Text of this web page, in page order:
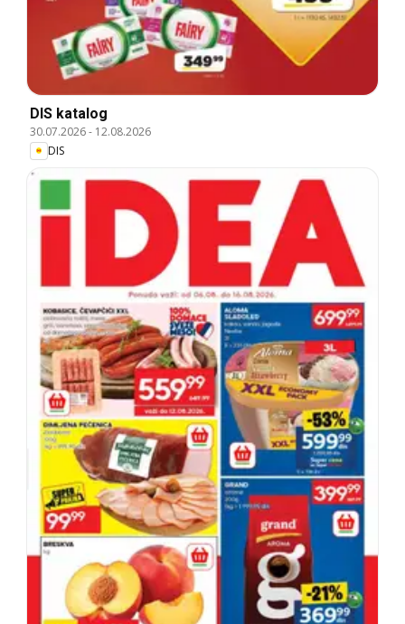
DIS katalog
30.07.2026- 12.08.2026
DIS